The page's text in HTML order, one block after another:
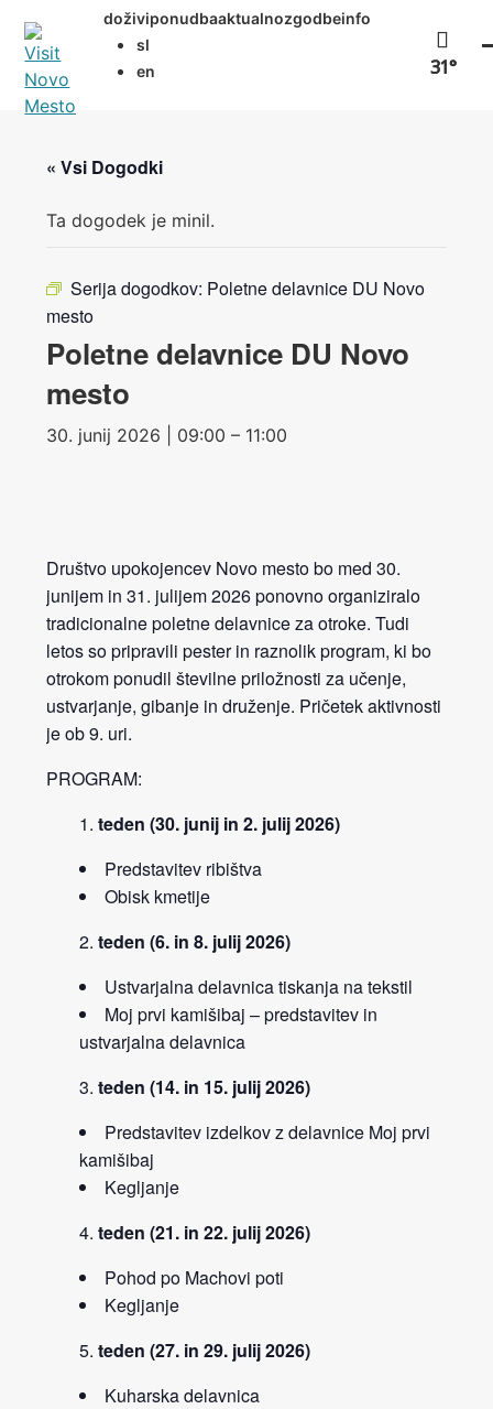
vsebino
doživiponudbaaktualnozgodbeinfo
sl
en
31°
« Vsi Dogodki
Ta dogodek je minil.
Serija dogodkov: Poletne delavnice DU Novo
mesto
Poletne delavnice DU Novo
mesto
30. junij 2026 | 09:00 – 11:00
Društvo upokojencev Novo mesto bo med 30.
junijem in 31. julijem 2026 ponovno organiziralo
tradicionalne poletne delavnice za otroke. Tudi
letos so pripravili pester in raznolik program, ki bo
otrokom ponudil številne priložnosti za učenje,
ustvarjanje, gibanje in druženje. Pričetek aktivnosti
je ob 9. uri.
PROGRAM:
teden (30. junij in 2. julij 2026)
Predstavitev ribištva
Obisk kmetije
teden (6. in 8. julij 2026)
Ustvarjalna delavnica tiskanja na tekstil
Moj prvi kamišibaj – predstavitev in
ustvarjalna delavnica
teden (14. in 15. julij 2026)
Predstavitev izdelkov z delavnice Moj prvi
kamišibaj
Kegljanje
teden (21. in 22. julij 2026)
Pohod po Machovi poti
Kegljanje
teden (27. in 29. julij 2026)
Kuharska delavnica